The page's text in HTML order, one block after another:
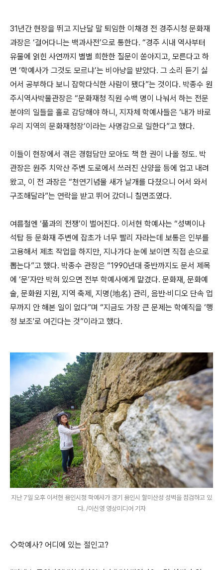
31년간 현장을 뛰고 지난달 말 퇴임한 이채경 전 경주시청 문화재
과장은 ‘걸어다니는 백과사전’으로 통한다. “경주 시내 역사부터
유물에 얽힌 사연까지 별별 희한한 질문이 쏟아지고, 모른다고 하
면 ‘학예사가 그것도 모르냐’는 비아냥을 받았다. 그 소리 듣기 싫
어서 공부하다 보니 잡학다식한 사람이 됐다”는 것이다. 박종수 원
주시역사박물관장은 “문화재청 직원 수백 명이 나눠서 하는 전문
분야의 일들을 홀로 감당해야 하니, 지자체 학예사들은 ‘내가 바로
우리 지역의 문화재청장’이라는 사명감으로 일한다”고 했다.
이들이 현장에서 겪은 경험담만 모아도 책 한 권이 나올 정도. 박
관장은 원주 치악산 주변 도로에서 쓰러진 산양을 등에 업고 내려
왔고, 이 전 과장은 “천연기념물 새가 날개를 다쳤으니 어서 와서
구조해달라”는 연락을 받고 뛰어 갔더니 칠면조였다.
여름철엔 ‘풀과의 전쟁’이 벌어진다. 이서현 학예사는 “성벽이나
석탑 등 문화재 주변에 잡초가 너무 빨리 자라는데 보통은 인부를
고용해서 제초 작업을 하지만, 지나가다 눈에 보이면 직접 손으로
뽑는다”고 했다. 박종수 관장은 “1990년대 중반까지도 문서 제목
에 ‘문’자만 박혀 있으면 전부 학예사에게 맡겼다. 문화재, 문화예
술, 문화원 지원, 지역 축제, 지명(地名) 관리, 음반·비디오 단속 업
무까지 안 해본 일이 없다”며 “지금도 가장 큰 문제는 학예직을 ‘행
정 보조'로 여긴다는 것”이라고 했다.
지난 7일 오후 이서현 용인시청 학예사가 경기 용인시 할미산성 성벽을 점검하고 있
다. /이신영 영상미디어 기자
◇학예사? 어디에 있는 절인고?